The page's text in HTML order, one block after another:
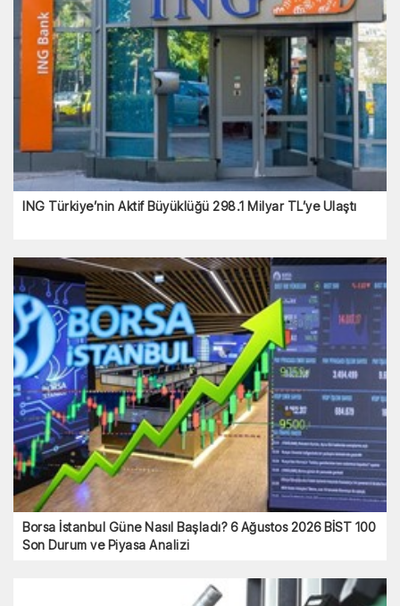
ING Türkiye’nin Aktif Büyüklüğü 298.1 Milyar TL’ye Ulaştı
Borsa İstanbul Güne Nasıl Başladı? 6 Ağustos 2026 BİST 100
Son Durum ve Piyasa Analizi